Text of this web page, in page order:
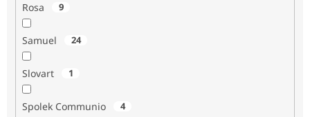
Rosa 9
Samuel 24
Slovart 1
Spolek Communio 4